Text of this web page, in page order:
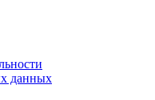
данных